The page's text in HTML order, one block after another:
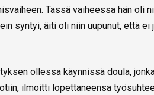
Tässä vaiheessa hän oli
syntyi, äiti oli niin uupunut, että
ollessa käynnissä doula,
ilmoitti lopettaneensa